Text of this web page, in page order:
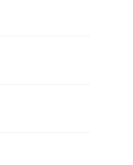
] 阿郎食堂 湯泉美地溫泉